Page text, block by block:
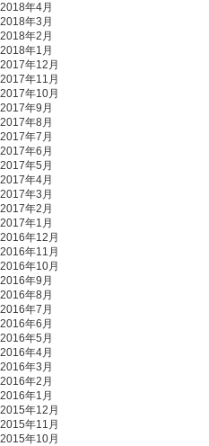
2018年4月
2018年3月
2018年2月
2018年1月
2017年12月
2017年11月
2017年10月
2017年9月
2017年8月
2017年7月
2017年6月
2017年5月
2017年4月
2017年3月
2017年2月
2017年1月
2016年12月
2016年11月
2016年10月
2016年9月
2016年8月
2016年7月
2016年6月
2016年5月
2016年4月
2016年3月
2016年2月
2016年1月
2015年12月
2015年11月
2015年10月